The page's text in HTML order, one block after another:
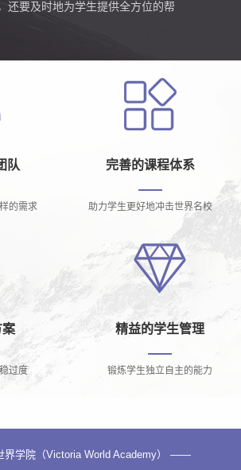
还要及时地为学生提供全方位的帮
队
的需求
完善的课程体系
助力学生更好地冲击世界名校
案
过度
精益的学生管理
锻炼学生独立自主的能力
界学院（Victoria World Academy） ——